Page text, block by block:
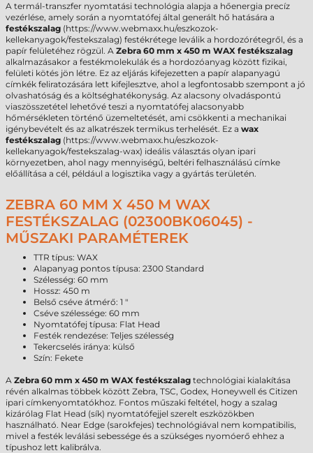
A termál-transzfer nyomtatási technológia alapja a hőenergia precíz
vezérlése, amely során a nyomtatófej által generált hő hatására a
festékszalag (https://www.webmaxx.hu/eszkozok-
kellekanyagok/festekszalag) festékrétege leválik a hordozórétegről, és a
papír felületéhez rögzül. A Zebra 60 mm x 450 m WAX festékszalag
alkalmazásakor a festékmolekulák és a hordozóanyag között fizikai,
felületi kötés jön létre. Ez az eljárás kifejezetten a papír alapanyagú
címkék feliratozására lett kifejlesztve, ahol a legfontosabb szempont a jó
olvashatóság és a költséghatékonyság. Az alacsony olvadáspontú
viaszösszetétel lehetővé teszi a nyomtatófej alacsonyabb
hőmérsékleten történő üzemeltetését, ami csökkenti a mechanikai
igénybevételt és az alkatrészek termikus terhelését. Ez a wax
festékszalag (https://www.webmaxx.hu/eszkozok-
kellekanyagok/festekszalag-wax) ideális választás olyan ipari
környezetben, ahol nagy mennyiségű, beltéri felhasználású címke
előállítása a cél, például a logisztika vagy a gyártás területén.
ZEBRA 60 MM X 450 M WAX
FESTÉKSZALAG (02300BK06045) -
MŰSZAKI PARAMÉTEREK
TTR típus: WAX
Alapanyag pontos típusa: 2300 Standard
Szélesség: 60 mm
Hossz: 450 m
Belső cséve átmérő: 1 "
Cséve szélessége: 60 mm
Nyomtatófej típusa: Flat Head
Festék rendezése: Teljes szélesség
Tekercselés iránya: külső
Szín: Fekete
A Zebra 60 mm x 450 m WAX festékszalag technológiai kialakítása
révén alkalmas többek között Zebra, TSC, Godex, Honeywell és Citizen
ipari címkenyomtatókhoz. Fontos műszaki feltétel, hogy a szalag
kizárólag Flat Head (sík) nyomtatófejjel szerelt eszközökben
használható. Near Edge (sarokfejes) technológiával nem kompatibilis,
mivel a festék leválási sebessége és a szükséges nyomóerő ehhez a
típushoz lett kalibrálva.